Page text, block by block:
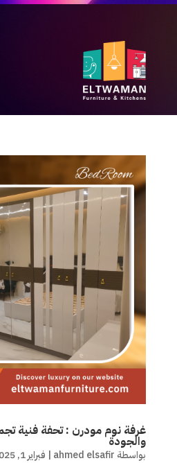
غرفة نوم مودرن : تحفة فنية
والجودة
بواسطة ahmed elsafir
| فبراير 1, 2025